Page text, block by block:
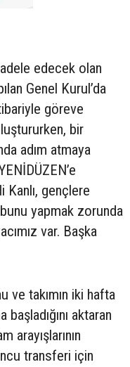
edecek olan
Genel Kurul’da
göreve
bir
adım atmaya
Kanlı, gençlere
yapmak zorunda
var. Başka
ve takımın iki hafta
aktaran
arayışlarının
transferi için